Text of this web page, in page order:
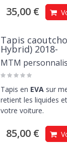
35,00 €
Tapis
Hybrid) 2018-
MTM
Tapis en EVAsur
retient les liquides
votre voiture.
85,00 €